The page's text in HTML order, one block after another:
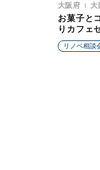
大阪府
大
お菓子と
りカフェ
リノベ相談